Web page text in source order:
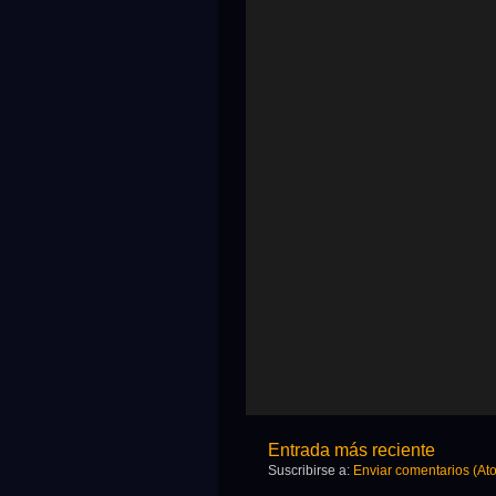
Entrada más reciente
Suscribirse a: Enviar comentarios